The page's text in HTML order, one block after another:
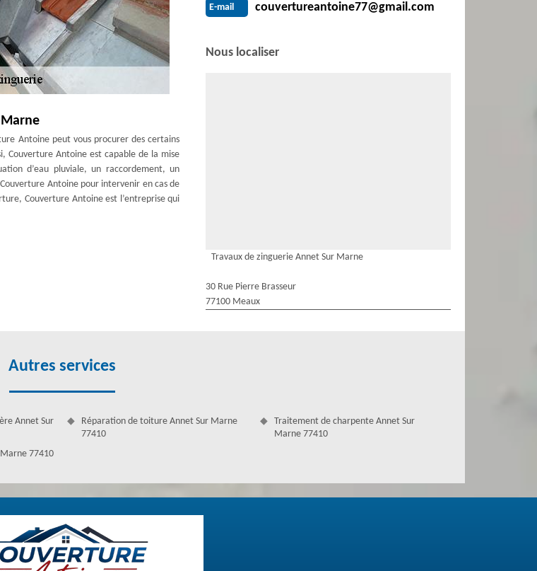
Antoine peut vous procurer des certains
Couverture Antoine est capable de la mise
d’eau pluviale, un raccordement, un
Antoine pour intervenir en cas de
Couverture Antoine est l’entreprise qui
vous établirons un devis gratuit. Dès que
E-mail couvertureantoine77@gmail.com
Nous localiser
Travaux de zinguerie Annet Sur Marne
30 Rue Pierre Brasseur
77100 Meaux
Autres services
Annet Sur
77410
Réparation de toiture Annet Sur Marne
77410
Traitement de charpente Annet Sur
Marne 77410